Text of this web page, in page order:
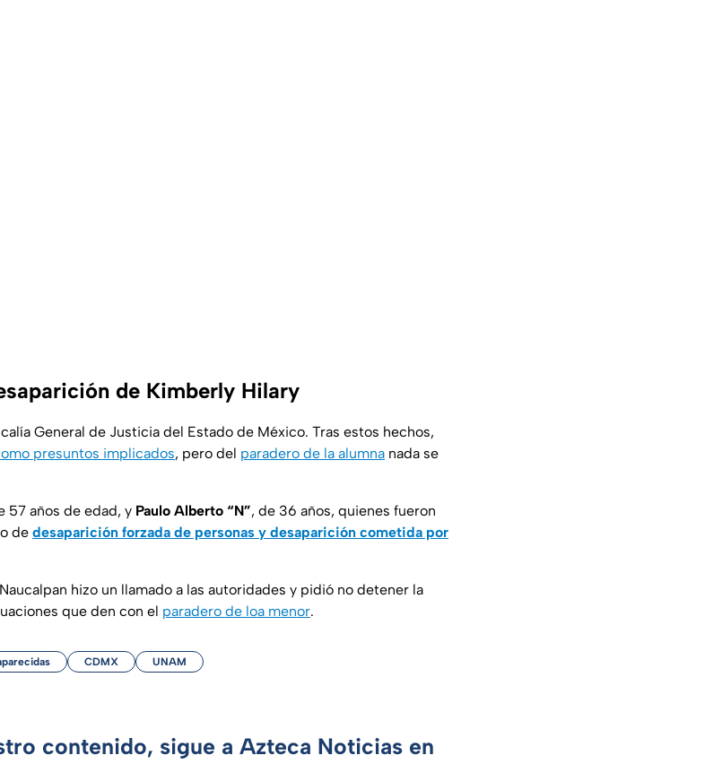
de Kimberly Hilary
General de Justicia del Estado de México. Tras estos hechos,
presuntos implicados, pero del paradero de la alumna nada se
57 años de edad, y Paulo Alberto “N”, de 36 años, quienes fueron
de desaparición forzada de personas y desaparición cometida por
hizo un llamado a las autoridades y pidió no detener la
que den con el paradero de loa menor.
CDMX UNAM
contenido, sigue a Azteca Noticias en